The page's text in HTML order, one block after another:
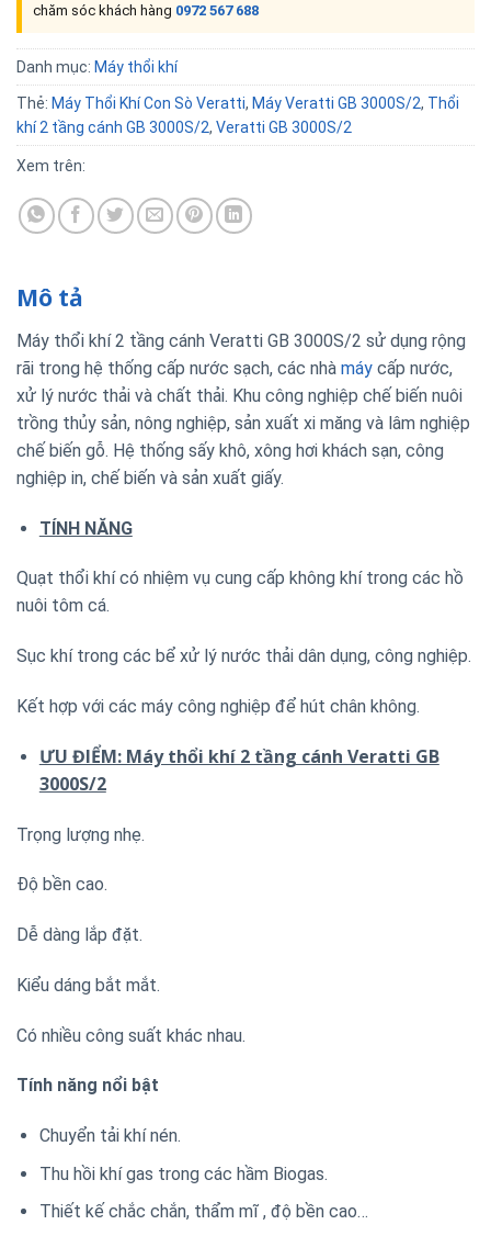
chăm sóc khách hàng 0972 567 688
Danh mục: Máy thổi khí
Thẻ: Máy Thổi Khí Con Sò Veratti, Máy Veratti GB 3000S/2, Thổi
khí 2 tầng cánh GB 3000S/2, Veratti GB 3000S/2
Xem trên:
Mô tả
Máy thổi khí 2 tầng cánh Veratti GB 3000S/2 sử dụng rộng
rãi trong hệ thống cấp nước sạch, các nhà máy cấp nước,
xử lý nước thải và chất thải. Khu công nghiệp chế biến nuôi
trồng thủy sản, nông nghiệp, sản xuất xi măng và lâm nghiệp
chế biến gỗ. Hệ thống sấy khô, xông hơi khách sạn, công
nghiệp in, chế biến và sản xuất giấy.
TÍNH NĂNG
Quạt thổi khí có nhiệm vụ cung cấp không khí trong các hồ
nuôi tôm cá.
Sục khí trong các bể xử lý nước thải dân dụng, công nghiệp.
Kết hợp với các máy công nghiệp để hút chân không.
ƯU ĐIỂM: Máy thổi khí 2 tầng cánh Veratti GB
3000S/2
Trọng lượng nhẹ.
Độ bền cao.
Dễ dàng lắp đặt.
Kiểu dáng bắt mắt.
Có nhiều công suất khác nhau.
Tính năng nổi bật
Chuyển tải khí nén.
Thu hồi khí gas trong các hầm Biogas.
Thiết kế chắc chắn, thẩm mĩ , độ bền cao…